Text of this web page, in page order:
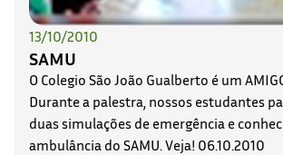
13/10/2010
SAMU
O Colegio São João Gualberto é um
Durante a palestra, nossos estudantes
duas simulações de emergência e
ambulância do SAMU. Veja! 06.10.2010